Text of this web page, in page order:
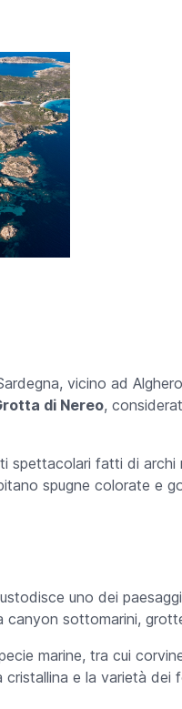
vicino ad
di Nereo,
spettacolari fatti di
spugne colorate e
uno dei
canyon sottomarini,
marine, tra cui
cristallina e la varietà